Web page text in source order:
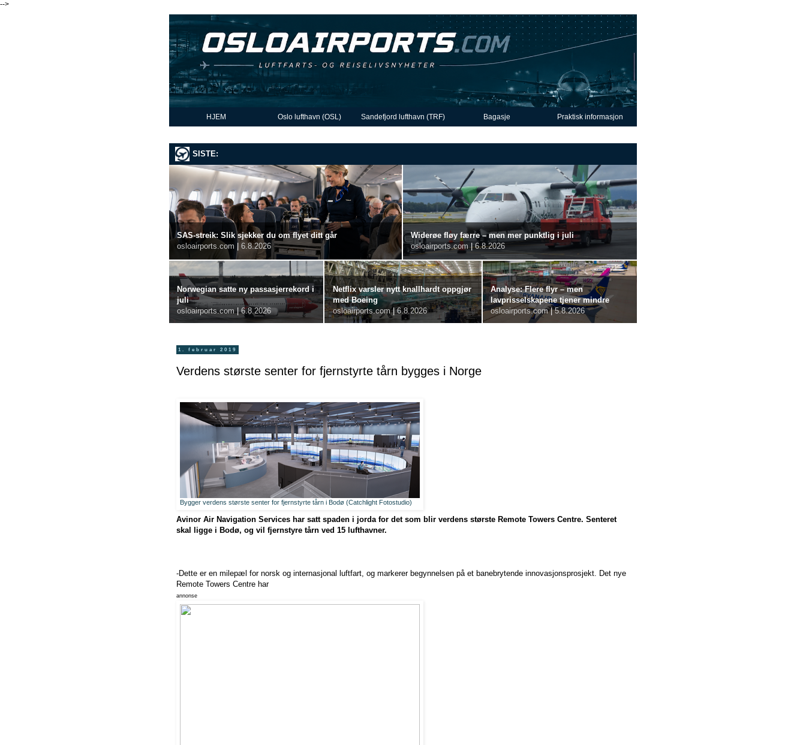
-->
HJEM Oslo lufthavn (OSL) Sandefjord lufthavn (TRF) Bagasje Praktisk informasjon
SISTE:
SAS-streik: Slik sjekker du om flyet ditt går
osloairports.com | 6.8.2026
Widerøe fløy færre – men mer punktlig i juli
osloairports.com | 6.8.2026
Norwegian satte ny passasjerrekord i
juli
osloairports.com | 6.8.2026
Netflix varsler nytt knallhardt oppgjør
med Boeing
osloairports.com | 6.8.2026
Analyse: Flere flyr – men
lavprisselskapene tjener mindre
osloairports.com | 5.8.2026
1. februar 2019
Verdens største senter for fjernstyrte tårn bygges i Norge
Bygger verdens største senter for fjernstyrte tårn i Bodø (Catchlight Fotostudio)
Avinor Air Navigation Services har satt spaden i jorda for det som blir verdens største Remote Towers Centre. Senteret
skal ligge i Bodø, og vil fjernstyre tårn ved 15 lufthavner.
-Dette er en milepæl for norsk og internasjonal luftfart, og markerer begynnelsen på et banebrytende innovasjonsprosjekt. Det nye
Remote Towers Centre har
annonse